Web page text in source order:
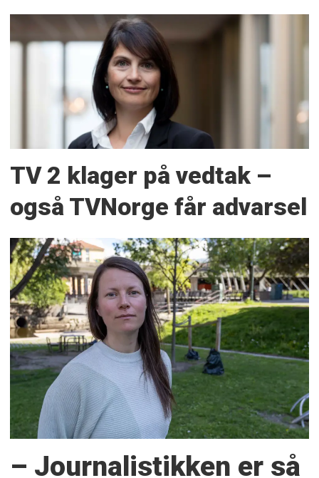
TV 2 klager på vedtak –
også TVNorge får advarsel
– Journalistikken er så